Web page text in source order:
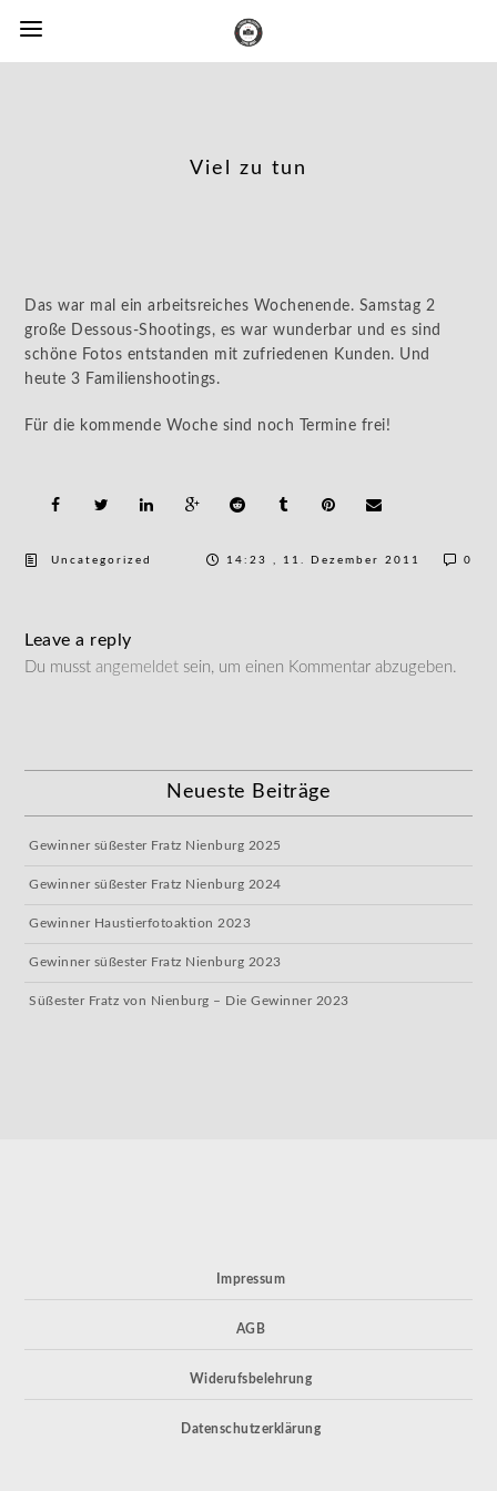
Viel zu tun
Das war mal ein arbeitsreiches Wochenende. Samstag 2
große Dessous-Shootings, es war wunderbar und es sind
schöne Fotos entstanden mit zufriedenen Kunden. Und
heute 3 Familienshootings.
Für die kommende Woche sind noch Termine frei!
Uncategorized 14:23 , 11. Dezember 2011 0
Leave a reply
Du musstangemeldet sein, um einen Kommentar abzugeben.
Neueste Beiträge
Gewinner süßester Fratz Nienburg 2025
Gewinner süßester Fratz Nienburg 2024
Gewinner Haustierfotoaktion 2023
Gewinner süßester Fratz Nienburg 2023
Süßester Fratz von Nienburg – Die Gewinner 2023
Impressum
AGB
Widerufsbelehrung
Datenschutzerklärung